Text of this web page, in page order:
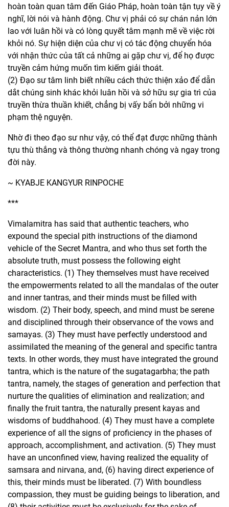
hoàn toàn quan tâm đến Giáo Pháp, hoàn toàn tận tụy về ý
nghĩ, lời nói và hành động. Chư vị phải có sự chán nản lớn
lao với luân hồi và có lòng quyết tâm mạnh mẽ về việc rời
khỏi nó. Sự hiện diện của chư vị có tác động chuyển hóa
với nhận thức của tất cả những ai gặp chư vị, để họ được
truyền cảm hứng muốn tìm kiếm giải thoát.
(2) Đạo sư tâm linh biết nhiều cách thức thiện xảo để dẫn
dắt chúng sinh khác khỏi luân hồi và sở hữu sự gia trì của
truyền thừa thuần khiết, chẳng bị vấy bẩn bởi những vi
phạm thệ nguyện.
Nhờ đi theo đạo sư như vậy, có thể đạt được những thành
tựu thù thắng và thông thường nhanh chóng và ngay trong
đời này.
~ KYABJE KANGYUR RINPOCHE
***
Vimalamitra has said that authentic teachers, who
expound the special pith instructions of the diamond
vehicle of the Secret Mantra, and who thus set forth the
absolute truth, must possess the following eight
characteristics. (1) They themselves must have received
the empowerments related to all the mandalas of the outer
and inner tantras, and their minds must be filled with
wisdom. (2) Their body, speech, and mind must be serene
and disciplined through their observance of the vows and
samayas. (3) They must have perfectly understood and
assimilated the meaning of the general and specific tantra
texts. In other words, they must have integrated the ground
tantra, which is the nature of the sugatagarbha; the path
tantra, namely, the stages of generation and perfection that
nurture the qualities of elimination and realization; and
finally the fruit tantra, the naturally present kayas and
wisdoms of buddhahood. (4) They must have a complete
experience of all the signs of proficiency in the phases of
approach, accomplishment, and activation. (5) They must
have an unconfined view, having realized the equality of
samsara and nirvana, and, (6) having direct experience of
this, their minds must be liberated. (7) With boundless
compassion, they must be guiding beings to liberation, and